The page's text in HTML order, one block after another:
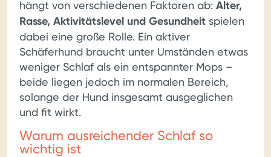
hängt von verschiedenen Faktoren ab: Alter,
Rasse, Aktivitätslevel und Gesundheit spielen
dabei eine große Rolle. Ein aktiver
Schäferhund braucht unter Umständen etwas
weniger Schlaf als ein entspannter Mops –
beide liegen jedoch im normalen Bereich,
solange der Hund insgesamt ausgeglichen
und fit wirkt.
Warum ausreichender Schlaf so
wichtig ist